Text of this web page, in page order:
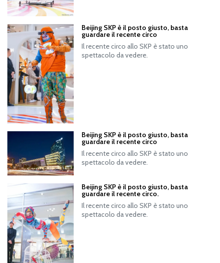
Beijing SKP è il posto giusto, basta
guardare il recente circo
Il recente circo allo SKP è stato uno
spettacolo da vedere.
Beijing SKP è il posto giusto, basta
guardare il recente circo
Il recente circo allo SKP è stato uno
spettacolo da vedere.
Beijing SKP è il posto giusto, basta
guardare il recente circo.
Il recente circo allo SKP è stato uno
spettacolo da vedere.